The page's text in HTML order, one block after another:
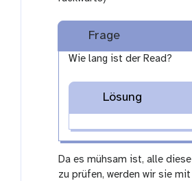
Frage
Wie lang ist der Read?
Lösung
Da es mühsam ist, alle
zu prüfen, werden wir sie mit